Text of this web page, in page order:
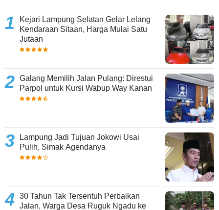
Kejari Lampung Selatan Gelar Lelang
Kendaraan Sitaan, Harga Mulai Satu
Jutaan
Galang Memilih Jalan Pulang: Direstui
Parpol untuk Kursi Wabup Way Kanan
Lampung Jadi Tujuan Jokowi Usai
Pulih, Simak Agendanya
30 Tahun Tak Tersentuh Perbaikan
Jalan, Warga Desa Ruguk Ngadu ke